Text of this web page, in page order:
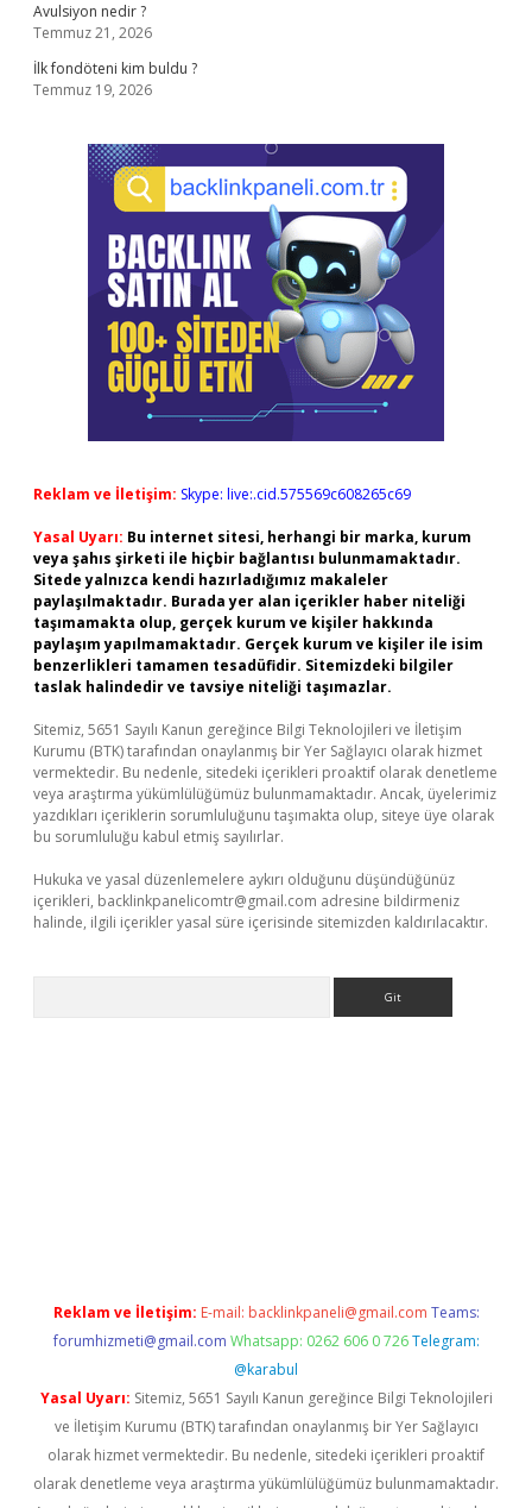
Avulsiyon nedir ?
Temmuz 21, 2026
İlk fondöteni kim buldu ?
Temmuz 19, 2026
Reklam ve İletişim: Skype: live:.cid.575569c608265c69
Yasal Uyarı: Bu internet sitesi, herhangi bir marka, kurum
veya şahıs şirketi ile hiçbir bağlantısı bulunmamaktadır.
Sitede yalnızca kendi hazırladığımız makaleler
paylaşılmaktadır. Burada yer alan içerikler haber niteliği
taşımamakta olup, gerçek kurum ve kişiler hakkında
paylaşım yapılmamaktadır. Gerçek kurum ve kişiler ile isim
benzerlikleri tamamen tesadüfidir. Sitemizdeki bilgiler
taslak halindedir ve tavsiye niteliği taşımazlar.
Sitemiz, 5651 Sayılı Kanun gereğince Bilgi Teknolojileri ve İletişim
Kurumu (BTK) tarafından onaylanmış bir Yer Sağlayıcı olarak hizmet
vermektedir. Bu nedenle, sitedeki içerikleri proaktif olarak denetleme
veya araştırma yükümlülüğümüz bulunmamaktadır. Ancak, üyelerimiz
yazdıkları içeriklerin sorumluluğunu taşımakta olup, siteye üye olarak
bu sorumluluğu kabul etmiş sayılırlar.
Hukuka ve yasal düzenlemelere aykırı olduğunu düşündüğünüz
içerikleri, backlinkpanelicomtr@gmail.com adresine bildirmeniz
halinde, ilgili içerikler yasal süre içerisinde sitemizden kaldırılacaktır.
Reklam ve İletişim: E-mail: backlinkpaneli@gmail.com Teams:
forumhizmeti@gmail.com Whatsapp: 0262 606 0 726 Telegram:
@karabul
Yasal Uyarı: Sitemiz, 5651 Sayılı Kanun gereğince Bilgi Teknolojileri
ve İletişim Kurumu (BTK) tarafından onaylanmış bir Yer Sağlayıcı
olarak hizmet vermektedir. Bu nedenle, sitedeki içerikleri proaktif
olarak denetleme veya araştırma yükümlülüğümüz bulunmamaktadır.